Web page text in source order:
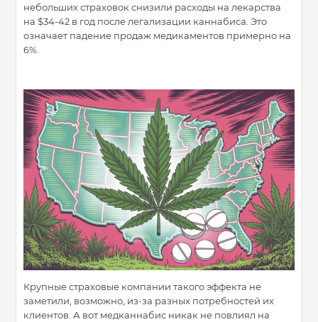
небольших страховок снизили расходы на лекарства
на $34-42 в год после легализации каннабиса. Это
означает падение продаж медикаментов примерно на
6%.
Крупные страховые компании такого эффекта не
заметили, возможно, из-за разных потребностей их
клиентов. А вот медканнабис никак не повлиял на